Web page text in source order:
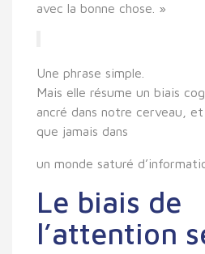
avec la bonne chose. »
Une phrase simple.
Mais elle résume un biais
ancré dans notre cerveau,
que jamais dans
un monde saturé
Le biais de
l’attention